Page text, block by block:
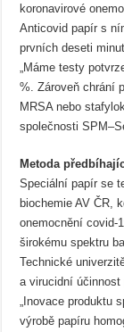
koronavirové
Anticovid papír s
prvních deseti
„Máme testy
%. Zároveň chrání
MRSA nebo
společnosti
Metoda
Speciální papír se
biochemie AV ČR,
onemocnění covid-
širokému spektru
Technické
a virucidní účinnost
„Inovace
výrobě papíru